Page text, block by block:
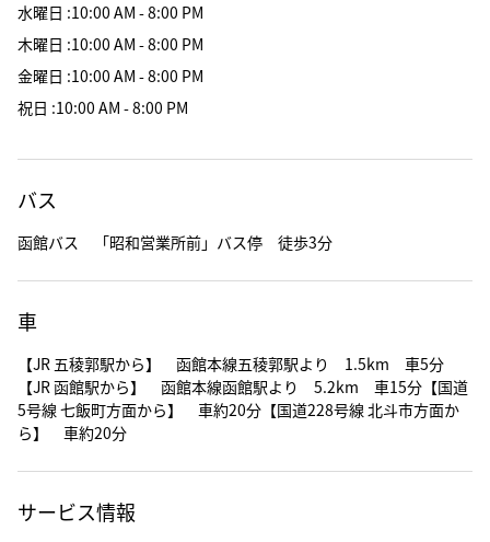
水曜日 :10:00 AM - 8:00 PM
木曜日 :10:00 AM - 8:00 PM
金曜日 :10:00 AM - 8:00 PM
祝日 :10:00 AM - 8:00 PM
バス
函館バス 「昭和営業所前」バス停 徒歩3分
車
【JR 五稜郭駅から】 函館本線五稜郭駅より 1.5km 車5分
【JR 函館駅から】 函館本線函館駅より 5.2km 車15分【国道
5号線 七飯町方面から】 車約20分【国道228号線 北斗市方面か
ら】 車約20分
サービス情報